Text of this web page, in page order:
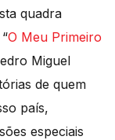
quadra
O Meu Primeiro
Miguel
de quem
país,
especiais